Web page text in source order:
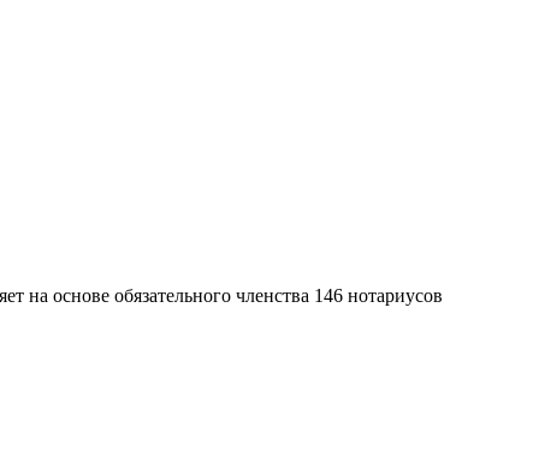
на основе обязательного членства 146 нотариусов